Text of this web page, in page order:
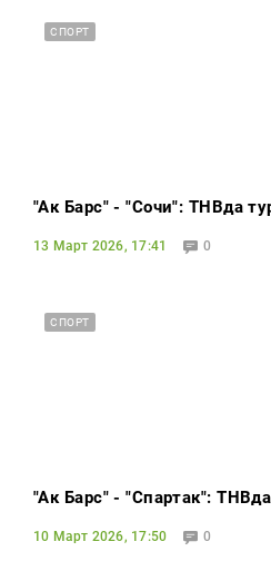
СПОРТ
"Ак Барс" - "Сочи": ТНВда
13 Март 2026, 17:41 0
СПОРТ
"Ак Барс" - "Спартак":
10 Март 2026, 17:50 0